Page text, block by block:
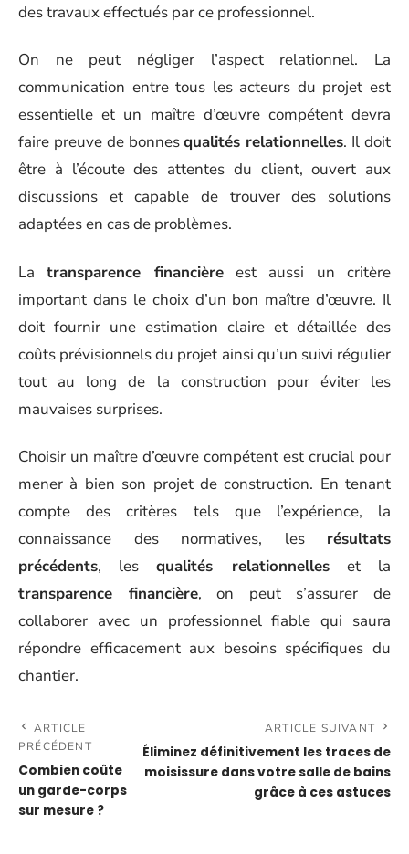
des travaux effectués par ce professionnel.
On ne peut négliger l’aspect relationnel. La
communication entre tous les acteurs du projet est
essentielle et un maître d’œuvre compétent devra
faire preuve de bonnesqualités relationnelles. Il doit
être à l’écoute des attentes du client, ouvert aux
discussions et capable de trouver des solutions
adaptées en cas de problèmes.
Latransparence financièreest aussi un critère
important dans le choix d’un bon maître d’œuvre. Il
doit fournir une estimation claire et détaillée des
coûts prévisionnels du projet ainsi qu’un suivi régulier
tout au long de la construction pour éviter les
mauvaises surprises.
Choisir un maître d’œuvre compétent est crucial pour
mener à bien son projet de construction. En tenant
compte des critères tels que l’expérience, la
connaissance des normatives, les résultats
précédents, lesqualités relationnelleset la
transparence financière, on peut s’assurer de
collaborer avec un professionnel fiable qui saura
répondre efficacement aux besoins spécifiques du
chantier.
ARTICLE
PRÉCÉDENT
Combien coûte
un garde-corps
sur mesure ?
ARTICLE SUIVANT
Éliminez définitivement les traces de
moisissure dans votre salle de bains
grâce à ces astuces